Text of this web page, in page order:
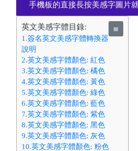
手機板的直接長按美感字圖片
英文美感字體目錄: ≣
1.簽名英文美感字體轉換器
說明
2.英文美感字體顏色: 紅色
3.英文美感字體顏色: 橘色
4.英文美感字體顏色: 黃色
5.英文美感字體顏色: 綠色
6.英文美感字體顏色: 藍色
7.英文美感字體顏色: 紫色
8.英文美感字體顏色: 黑色
9.英文美感字體顏色: 灰色
10.英文美感字體顏色: 粉色